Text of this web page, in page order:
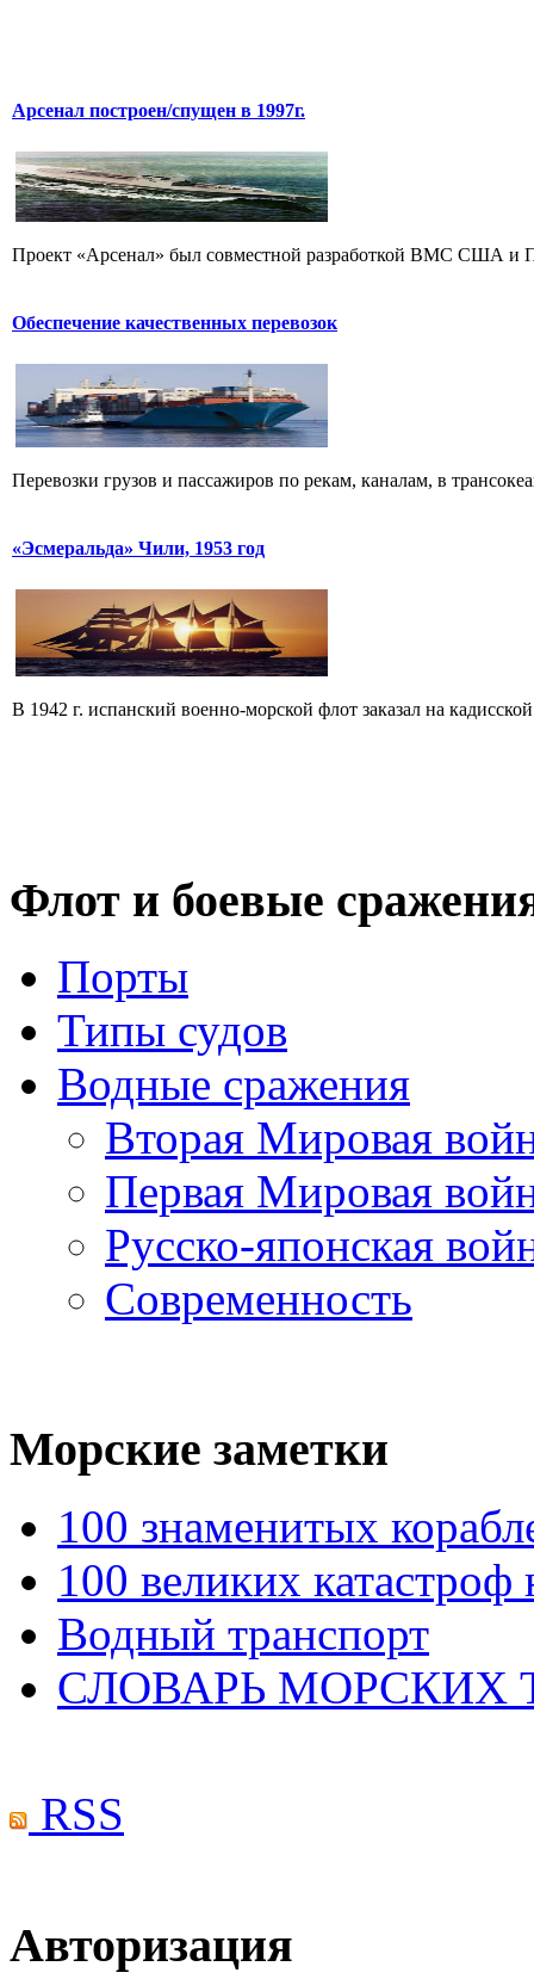
Арсенал построен/спущен в 1997г.
Проект «Арсенал» был совместной разработкой ВМС США и
Обеспечение качественных перевозок
Перевозки грузов и пассажиров по рекам, каналам, в
«Эсмеральда» Чили, 1953 год
В 1942 г. испанский военно-морской флот заказал на
Флот и боевые
Порты
Типы судов
Водные сражения
Вторая Мировая
Первая Мировая
Русско-японская
Современность
Морские заметки
100 знаменитых
100 великих катастроф
Водный транспорт
СЛОВАРЬ МОРСКИХ
RSS
Авторизация